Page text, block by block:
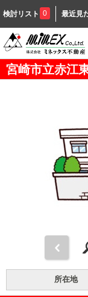
検討リスト 0 最近見
宮崎市立赤江
所在地